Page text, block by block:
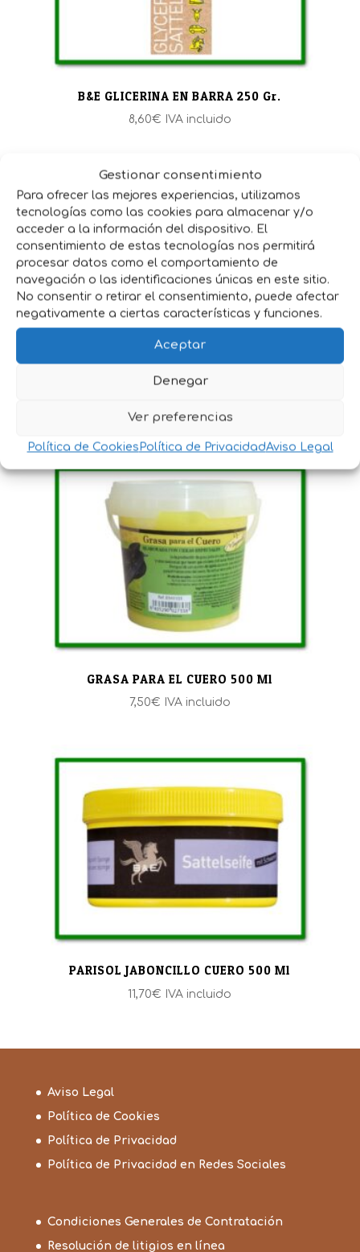
Gestionar consentimiento
Para ofrecer las mejores experiencias, utilizamos
tecnologías como las cookies para almacenar y/o
acceder a la información del dispositivo. El
consentimiento de estas tecnologías nos permitirá
procesar datos como el comportamiento de
navegación o las identificaciones únicas en este sitio.
No consentir o retirar el consentimiento, puede afectar
negativamente a ciertas características y funciones.
Aceptar
Denegar
Ver preferencias
Política de Cookies Política de PrivacidadAviso Legal
B&E GLICERINA EN BARRA 250 Gr.
8,60€ IVA incluido
BROCHA PARA POMADA
4,25 IVA incluido
GRASA PARA EL CUERO 500 Ml
7,50€ IVA incluido
PARISOL JABONCILLO CUERO 500 Ml
11,70€ IVA incluido
Aviso Legal
Política de Cookies
Política de Privacidad
Política de Privacidad en Redes Sociales
Condiciones Generales de Contratación
Resolución de litigios en línea